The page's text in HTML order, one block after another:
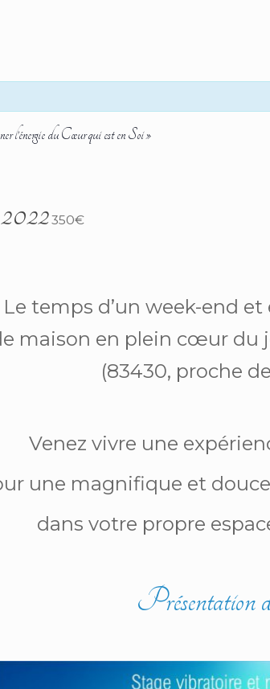
l’énergie du Cœur qui est en Soi »
350€
Le temps d’un week-end
maison en plein cœur du
(83430, proche
Venez vivre une
une magnifique et
dans votre propre
Présentation